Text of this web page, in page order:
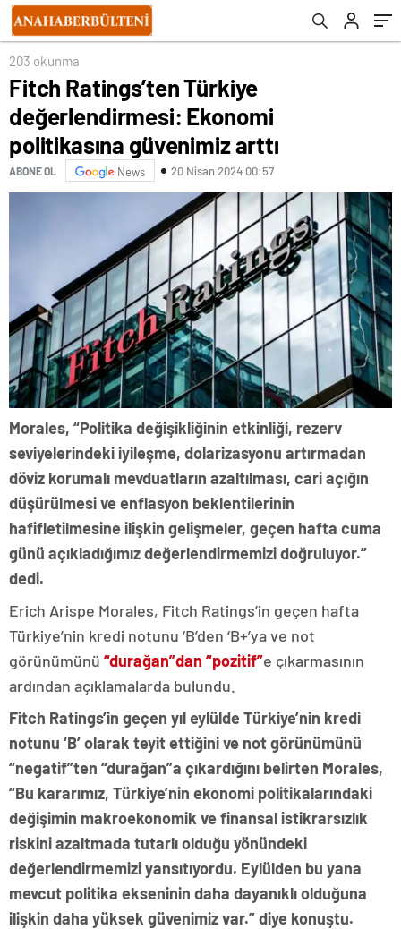
203 okunma
Fitch Ratings’ten Türkiye
değerlendirmesi: Ekonomi
politikasına güvenimiz arttı
ABONE OL News 20 Nisan 2024 00:57
Morales, “Politika değişikliğinin etkinliği, rezerv
seviyelerindeki iyileşme, dolarizasyonu artırmadan
döviz korumalı mevduatların azaltılması, cari açığın
düşürülmesi ve enflasyon beklentilerinin
hafifletilmesine ilişkin gelişmeler, geçen hafta cuma
günü açıkladığımız değerlendirmemizi doğruluyor.”
dedi.
Erich Arispe Morales, Fitch Ratings’in geçen hafta
Türkiye’nin kredi notunu ‘B’den ‘B+’ya ve not
görünümünü “durağan”dan “pozitif”e çıkarmasının
ardından açıklamalarda bulundu.
Fitch Ratings’in geçen yıl eylülde Türkiye’nin kredi
notunu ‘B’ olarak teyit ettiğini ve not görünümünü
“negatif”ten “durağan”a çıkardığını belirten Morales,
“Bu kararımız, Türkiye’nin ekonomi politikalarındaki
değişimin makroekonomik ve finansal istikrarsızlık
riskini azaltmada tutarlı olduğu yönündeki
değerlendirmemizi yansıtıyordu. Eylülden bu yana
mevcut politika ekseninin daha dayanıklı olduğuna
ilişkin daha yüksek güvenimiz var.” diye konuştu.